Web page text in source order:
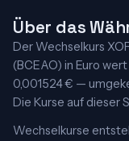
Über das
Der Wechselkurs
(BCEAO) in Euro
0,001524 € —
Die Kurse auf dieser
Wechselkurse